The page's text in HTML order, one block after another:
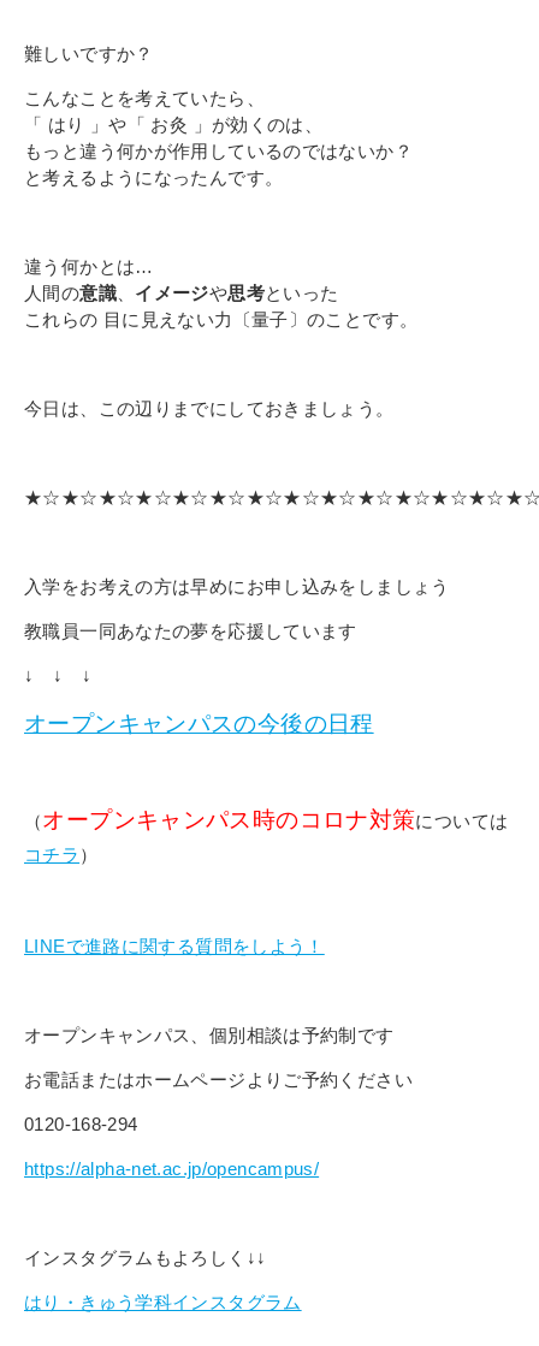
難しいですか？
こんなことを考えていたら、
「 はり 」や「 お灸 」が効くのは、
もっと違う何かが作用しているのではないか？
と考えるようになったんです。
違う何かとは…
人間の意識、 イメージや思考といった
これらの 目に見えない力〔量子〕のことです。
今日は、この辺りまでにしておきましょう。
入学をお考えの方は早めにお申し込みをしましょう
教職員一同あなたの夢を応援しています
↓ ↓ ↓
オープンキャンパスの今後の日程
（オープンキャンパス時のコロナ対策については
コチラ ）
LINEで進路に関する質問をしよう！
オープンキャンパス、個別相談は予約制です
お電話またはホームページよりご予約ください
0120-168-294
https://alpha-net.ac.jp/opencampus/
インスタグラムもよろしく↓↓
はり・きゅう学科インスタグラム